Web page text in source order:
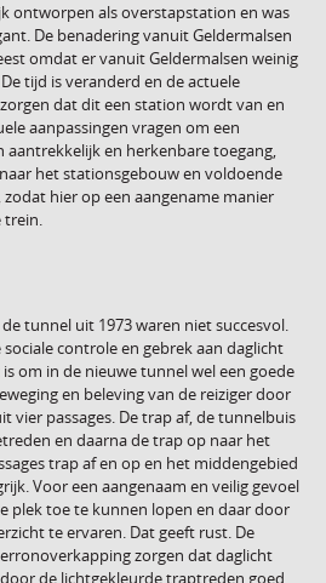
ontworpen als overstapstation en was
De benadering vanuit Geldermalsen
omdat er vanuit Geldermalsen weinig
tijd is veranderd en de actuele
dat dit een station wordt van en
aanpassingen vragen om een
en herkenbare toegang,
het stationsgebouw en voldoende
hier op een aangename manier
trein.
tunnel uit 1973 waren niet succesvol.
controle en gebrek aan daglicht
om in de nieuwe tunnel wel een goede
en beleving van de reiziger door
vier passages. De trap af, de tunnelbuis
en daarna de trap op naar het
trap af en op en het middengebied
Voor een aangenaam en veilig gevoel
plek toe te kunnen lopen en daar door
te ervaren. Dat geeft rust. De
zorgen dat daglicht
de lichtgekleurde traptreden goed